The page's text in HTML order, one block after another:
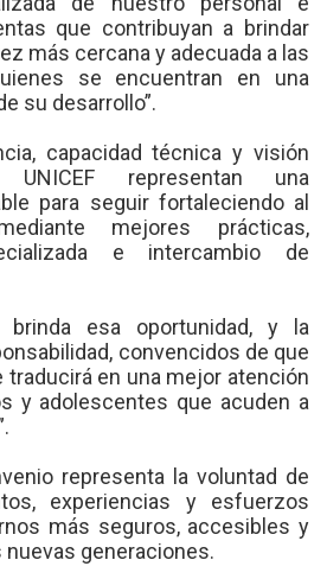
que contribuyan a brindar
más cercana y adecuada a las
se encuentran en una
su desarrollo”.
capacidad técnica y visión
UNICEF representan una
para seguir fortaleciendo al
mejores prácticas,
e intercambio de
brinda esa oportunidad, y la
convencidos de que
traducirá en una mejor atención
y adolescentes que acuden a
representa la voluntad de
experiencias y esfuerzos
más seguros, accesibles y
generaciones.